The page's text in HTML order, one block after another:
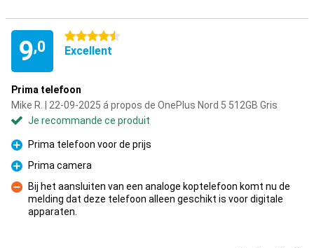
9,0
4.5 étoiles
Excellent
Prima telefoon
Mike R. | 22-09-2025 á propos de OnePlus Nord 5 512GB Gris
Je recommande ce produit
Pour
Prima telefoon voor de prijs
Pour
Prima camera
Contre
Bij het aansluiten van een analoge koptelefoon komt nu de
melding dat deze telefoon alleen geschikt is voor digitale
apparaten.